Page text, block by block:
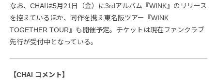
なお、CHAIは5月21日（金）に3rdアルバム『WINK』のリリース
を控えているほか、同作を携え東名阪ツアー『WINK
TOGETHER TOUR』も開催予定。チケットは現在ファンクラブ
先行が受付中となっている。
【CHAI コメント】